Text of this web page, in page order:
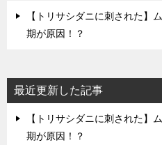
【トリサシダニに刺された】
期が原因！？
最近更新した記事
【トリサシダニに刺された】
期が原因！？